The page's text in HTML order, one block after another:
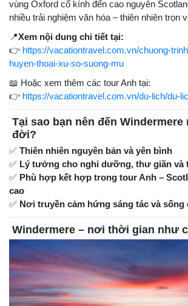
vùng Oxford cổ kính đến cao nguyên
nhiều trải nghiệm văn hóa – thiên nhiên trọn
📍Xem nội dung chi tiết tại:
👉 https://vacationtravel.com.vn/chuong-
huyen-thoai-xu-so-suong-mu
📖 Hoặc xem thêm các tour Anh tại:
👉 https://vacationtravel.com.vn/du-lich/du-
Tại sao bạn nên đến Windermere
đời?
✅ Thiên nhiên nguyên bản và yên bình
✅ Lý tưởng cho nghỉ dưỡng, thư giãn và
✅ Phù hợp kết hợp trong tour Anh –
cao
✅ Nơi truyền cảm hứng sáng tác và sống
Windermere – nơi thời gian như